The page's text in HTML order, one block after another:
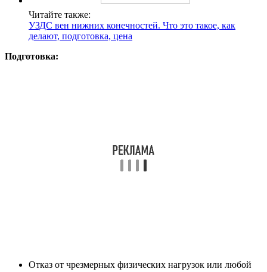
Читайте также:
УЗДС вен нижних конечностей. Что это такое, как
делают, подготовка, цена
Подготовка:
Отказ от чрезмерных физических нагрузок или любой